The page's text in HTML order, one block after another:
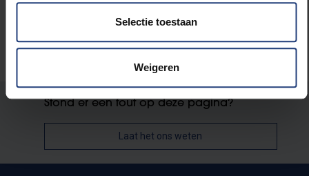
Selectie toestaan
Weigeren
Stond er een fout op deze pagina?
Laat het ons weten